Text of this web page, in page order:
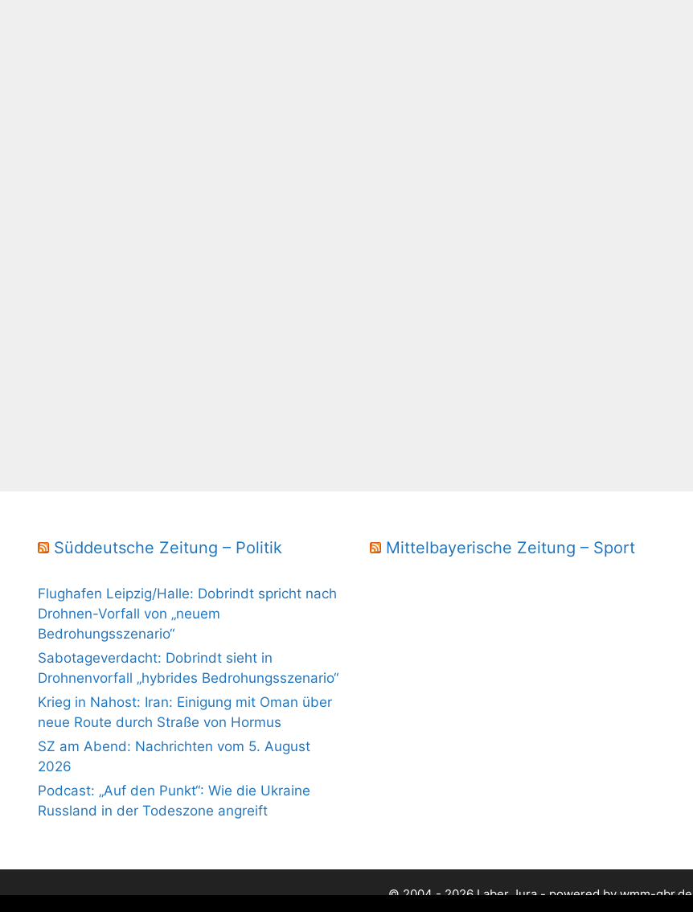
Süddeutsche Zeitung – Politik
Flughafen Leipzig/Halle: Dobrindt spricht nach
Drohnen-Vorfall von „neuem
Bedrohungsszenario“
Sabotageverdacht: Dobrindt sieht in
Drohnenvorfall „hybrides Bedrohungsszenario“
Krieg in Nahost: Iran: Einigung mit Oman über
neue Route durch Straße von Hormus
SZ am Abend: Nachrichten vom 5. August
2026
Podcast: „Auf den Punkt“: Wie die Ukraine
Russland in der Todeszone angreift
Mittelbayerische Zeitung – Sport
© 2004 - 2026 Laber Jura - powered by wmm-gbr.de